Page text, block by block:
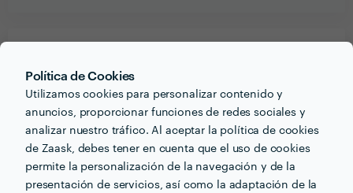
Política de Cookies
Utilizamos cookies para personalizar contenido y
anuncios, proporcionar funciones de redes sociales y
analizar nuestro tráfico. Al aceptar la política de cookies
de Zaask, debes tener en cuenta que el uso de cookies
permite la personalización de la navegación y de la
presentación de servicios, así como la adaptación de la
Marta
Otros servicios proporcionados por Marta